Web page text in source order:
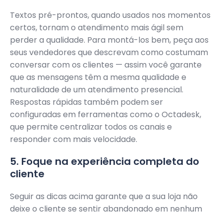
Textos pré-prontos, quando usados nos momentos
certos, tornam o atendimento mais ágil sem
perder a qualidade. Para montá-los bem, peça aos
seus vendedores que descrevam como costumam
conversar com os clientes — assim você garante
que as mensagens têm a mesma qualidade e
naturalidade de um atendimento presencial.
Respostas rápidas também podem ser
configuradas em ferramentas como o Octadesk,
que permite centralizar todos os canais e
responder com mais velocidade.
5. Foque na experiência completa do
cliente
Seguir as dicas acima garante que a sua loja não
deixe o cliente se sentir abandonado em nenhum